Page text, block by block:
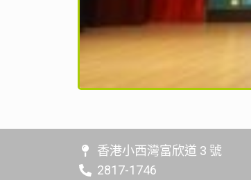
香港小西灣富欣道 3 號
2817-1746